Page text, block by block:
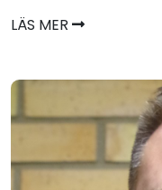
LÄS MER